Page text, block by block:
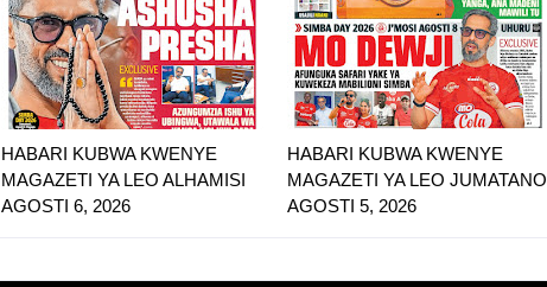
HABARI KUBWA KWENYE
MAGAZETI YA LEO ALHAMISI
AGOSTI 6, 2026
HABARI KUBWA KWENYE
MAGAZETI YA LEO JUMATANO
AGOSTI 5, 2026